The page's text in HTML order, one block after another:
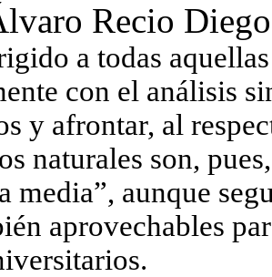
Recio
a todas
con el análisis
y afrontar, al
naturales son,
media”, aunque
aprovechables